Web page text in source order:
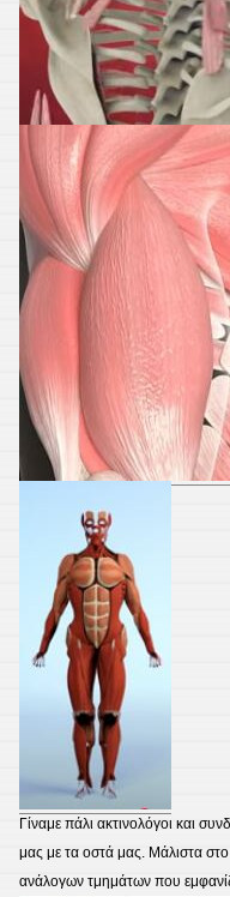
Γίναμε πάλι ακτινολόγοι και
μας με τα οστά μας. Μάλιστα
ανάλογων τμημάτων που